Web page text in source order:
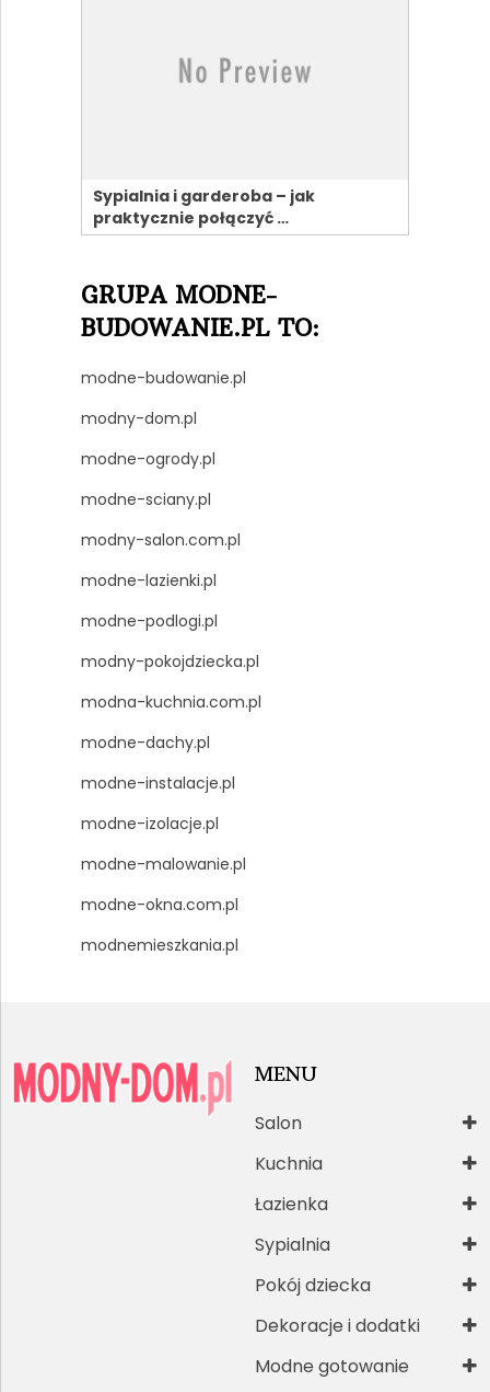
Sypialnia i garderoba – jak
praktycznie połączyć …
GRUPA MODNE-
BUDOWANIE.PL TO:
modne-budowanie.pl
modny-dom.pl
modne-ogrody.pl
modne-sciany.pl
modny-salon.com.pl
modne-lazienki.pl
modne-podlogi.pl
modny-pokojdziecka.pl
modna-kuchnia.com.pl
modne-dachy.pl
modne-instalacje.pl
modne-izolacje.pl
modne-malowanie.pl
modne-okna.com.pl
modnemieszkania.pl
MENU
Salon
Kuchnia
Łazienka
Sypialnia
Pokój dziecka
Dekoracje i dodatki
Modne gotowanie